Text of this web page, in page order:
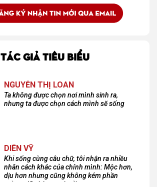
TÁC GIẢ TIÊU BIỂU
NGUYỄN THỊ LOAN
Ta không được chọn nơi mình sinh ra,
nhưng ta được chọn cách mình sẽ sống
DIÊN VỸ
Khi sống cùng câu chữ, tôi nhận ra nhiều
nhân cách khác của chính mình: Mộc hơn,
dịu hơn nhưng cũng không kém phần
cuồng dã và hoang hoải...